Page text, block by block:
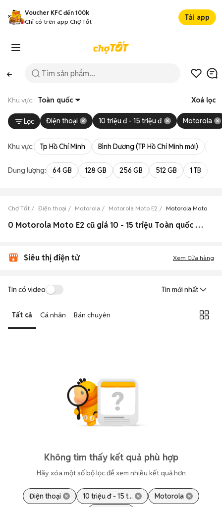
Voucher KFC đến 100k
Chỉ có trên app Chợ Tốt
Tải app
Khu vực: Toàn quốc Xoá lọc
Lọc Điện thoại 10 triệu đ - 15 triệu đ Motorola
Khu vực: Tp Hồ Chí Minh Bình Dương (TP Hồ Chí Minh mới)
Dung lượng: 64 GB 128 GB 256 GB 512 GB 1 TB
Chợ Tốt Điện thoại Motorola Motorola Moto E2 Motorola Moto E2
0 Motorola Moto E2 cũ giá 10 - 15 triệu Toàn quốc đẹp
Siêu thị điện tử Xem Cửa hàng
Tin có video Tin mới nhất
Tất cả Cá nhân Bán chuyên
Không tìm thấy kết quả phù hợp
Hãy xóa một số bộ lọc để xem nhiều kết quả hơn
Điện thoại 10 triệu đ - 15 t...
Motorola